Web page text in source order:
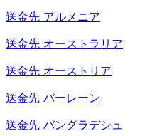
送金先 アルメニア
送金先 オーストラリア
送金先 オーストリア
送金先 バーレーン
送金先 バングラデシュ